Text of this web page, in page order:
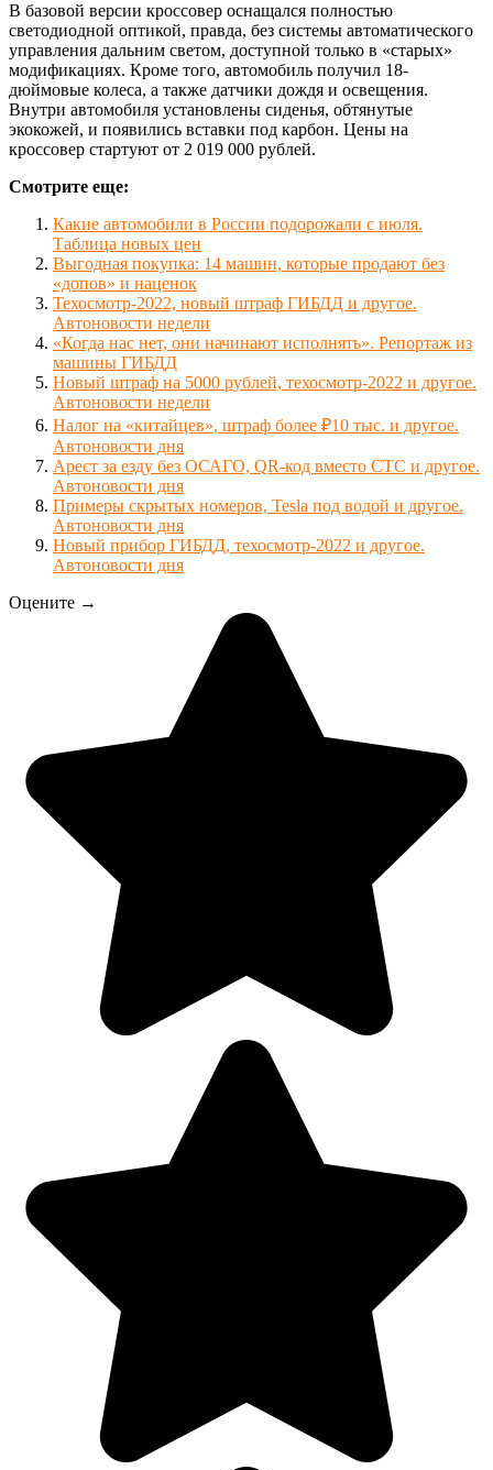
В базовой версии кроссовер оснащался полностью
светодиодной оптикой, правда, без системы автоматического
управления дальним светом, доступной только в «старых»
модификациях. Кроме того, автомобиль получил 18-
дюймовые колеса, а также датчики дождя и освещения.
Внутри автомобиля установлены сиденья, обтянутые
экокожей, и появились вставки под карбон. Цены на
кроссовер стартуют от 2 019 000 рублей.
Смотрите еще:
Какие автомобили в России подорожали с июля.
Таблица новых цен
Выгодная покупка: 14 машин, которые продают без
«допов» и наценок
Техосмотр-2022, новый штраф ГИБДД и другое.
Автоновости недели
«Когда нас нет, они начинают исполнять». Репортаж из
машины ГИБДД
Новый штраф на 5000 рублей, техосмотр-2022 и другое.
Автоновости недели
Налог на «китайцев», штраф более ₽10 тыс. и другое.
Автоновости дня
Арест за езду без ОСАГО, QR-код вместо СТС и другое.
Автоновости дня
Примеры скрытых номеров, Tesla под водой и другое.
Автоновости дня
Новый прибор ГИБДД, техосмотр-2022 и другое.
Автоновости дня
Оцените →